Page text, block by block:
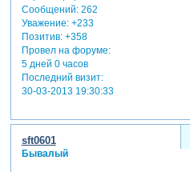
Сообщений:262
Уважение: +233
Позитив: +358
Провел на форуме:
5 дней 0 часов
Последний визит:
30-03-2013 19:30:33
sft0601
Бывалый